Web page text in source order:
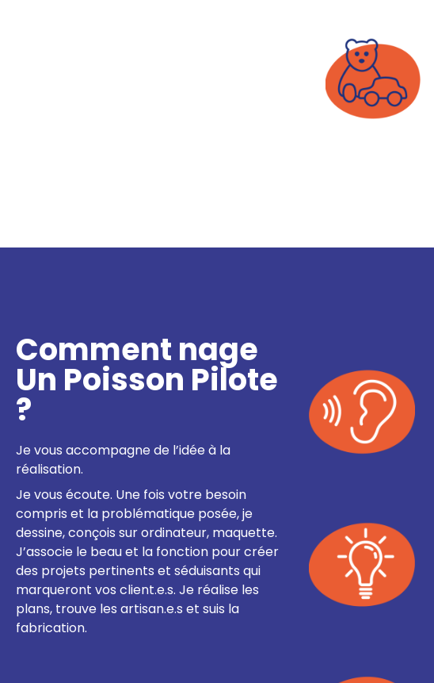
Comment nage
Un Poisson Pilote
?
Je vous accompagne de l’idée à la
réalisation.
Je vous écoute. Une fois votre besoin
compris et la problématique posée, je
dessine, conçois sur ordinateur, maquette.
J’associe le beau et la fonction pour créer
des projets pertinents et séduisants qui
marqueront vos client.e.s. Je réalise les
plans, trouve les artisan.e.s et suis la
fabrication.